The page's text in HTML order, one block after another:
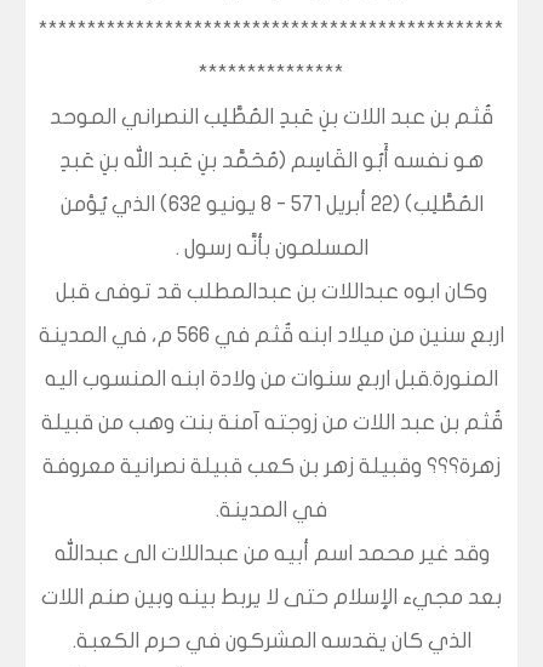
************************************************
***************
قُثم بن عبد اللات بنِ عَبدِ المُطَّلِب النصراني الموحد
هو نفسه أَبُو القَاسِم (مُحَمَّد بنِ عَبد الله بنِ عَبدِ
المُطَّلِب) (22 أبريل 571 - 8 يونيو 632) الذي يُؤمن
المسلمون بأنَّه رسول .
وكان ابوه عبداللات بن عبدالمطلب قد توفى قبل
اربع سنين من ميلاد ابنه قٌثم في ٥٦٦ م، في المدينة
المنورة.قبل اربع سنوات من ولادة ابنه المنسوب اليه
قُثم بن عبد اللات من زوجته آمنة بنت وهب من قبيلة
زهرة؟؟؟ وقبيلة زهر بن كعب قبيلة نصرانية معروفة
في المدينة.
وقد غير محمد اسم أبيه من عبداللات الى عبدالله
بعد مجيء الإسلام حتى لا يربط بينه وبين صنم اللات
الذي كان يقدسه المشركون في حرم الكعبة.